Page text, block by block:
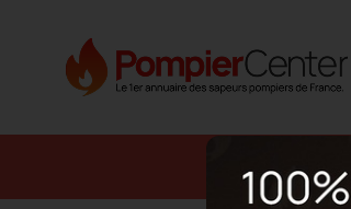
Annuaire SDIS